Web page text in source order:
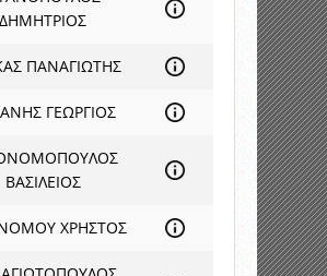
ΔΗΜΗΤΡΙΟΣ
ΠΑΝΑΓΙΩΤΗΣ
ΓΕΩΡΓΙΟΣ
ΒΑΣΙΛΕΙΟΣ
ΧΡΗΣΤΟΣ